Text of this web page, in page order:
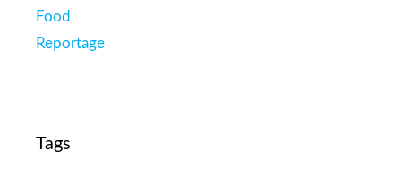
Food
Reportage
Tags